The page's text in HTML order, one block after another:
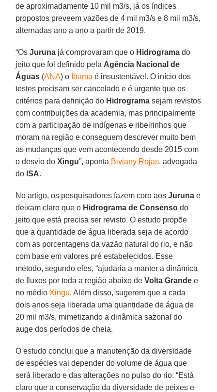
de aproximadamente 10 mil m3/s, já os índices
propostos preveem vazões de 4 mil m3/s e 8 mil m3/s,
alternadas ano a ano a partir de 2019.
“OsJuruna já comprovaram que o Hidrograma do
jeito que foi definido pela Agência Nacional de
Águas (ANA) o Ibama é insustentável. O início dos
testes precisam ser cancelado e é urgente que os
critérios para definição do Hidrograma sejam revistos
com contribuições da academia, mas principalmente
com a participação de indígenas e ribeirinhos que
moram na região e conseguem descrever muito bem
as mudanças que vem acontecendo desde 2015 com
o desvio doXingu”, aponta Biviany Rojas, advogada
do ISA.
No artigo, os pesquisadores fazem coro aosJuruna e
deixam claro que o Hidrograma de Consenso do
jeito que está precisa ser revisto. O estudo propõe
que a quantidade de água liberada seja de acordo
com as porcentagens da vazão natural do rio, e não
com base em valores pré estabelecidos. Esse
método, segundo eles, “ajudaria a manter a dinâmica
de fluxos por toda a região abaixo deVolta Grande e
no médio Xingu. Além disso, sugerem que a cada
dois anos seja liberada uma quantidade de água de
20 mil m3/s, mimetizando a dinâmica sazonal do
auge dos períodos de cheia.
O estudo conclui que a manutenção da diversidade
de espécies vai depender do volume de água que
será liberado e das alterações no pulso do rio: “Está
claro que a conservação da diversidade de peixes e